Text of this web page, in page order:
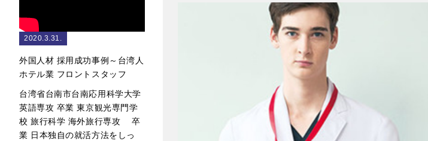
2020.3.31.
外国人材 採用成功事例～台湾人
ホテル業 フロントスタッフ
台湾省台南市台南応用科学大学
英語専攻 卒業 東京観光専門学
校 旅行科学 海外旅行専攻 卒
業 日本独自の就活方法をしっ